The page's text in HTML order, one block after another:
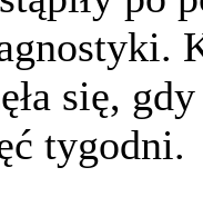
się,
tygodni.